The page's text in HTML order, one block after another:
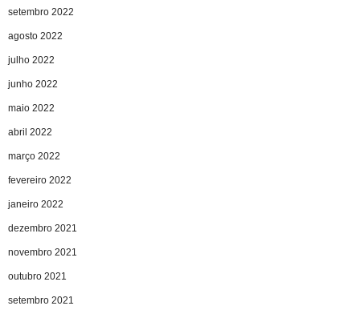
setembro 2022
agosto 2022
julho 2022
junho 2022
maio 2022
abril 2022
março 2022
fevereiro 2022
janeiro 2022
dezembro 2021
novembro 2021
outubro 2021
setembro 2021